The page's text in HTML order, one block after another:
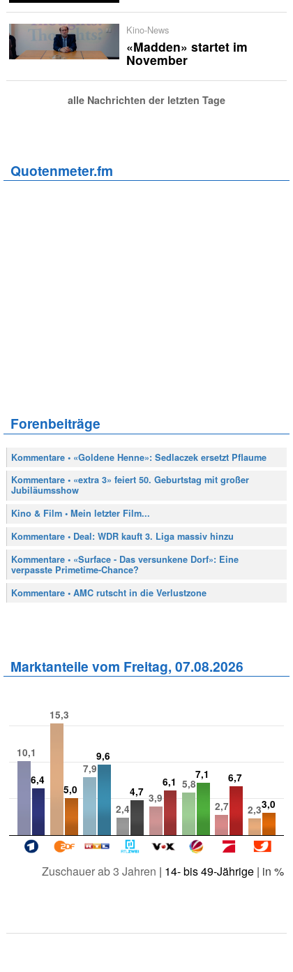
Kino-News
«Madden» startet im
November
alle Nachrichten der letzten Tage
Quotenmeter.fm
Forenbeiträge
Kommentare • «Goldene Henne»: Sedlaczek ersetzt Pflaume
Kommentare • «extra 3» feiert 50. Geburtstag mit großer
Jubiläumsshow
Kino & Film • Mein letzter Film...
Kommentare • Deal: WDR kauft 3. Liga massiv hinzu
Kommentare • «Surface - Das versunkene Dorf»: Eine
verpasste Primetime-Chance?
Kommentare • AMC rutscht in die Verlustzone
Marktanteile vom Freitag, 07.08.2026
10,1
15,3
7,9
2,4
3,9
5,8
2,7
2,3
6,4
5,0
9,6
4,7
6,1
7,1 6,7
3,0
Zuschauer ab 3 Jahren | 14- bis 49-Jährige| in %